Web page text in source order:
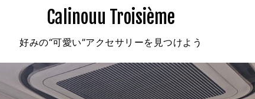
Calinouu Troisième
好みの“可愛い”アクセサリーを見つけよう